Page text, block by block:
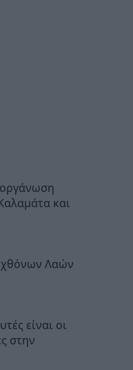
οργάνωση
και
Λαών
είναι οι
στην